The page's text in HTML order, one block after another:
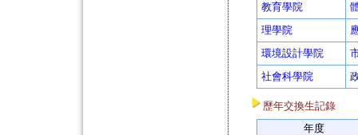
教育學院
理學院
環境設計學院
社會科學院
歷年交換生記錄
年度